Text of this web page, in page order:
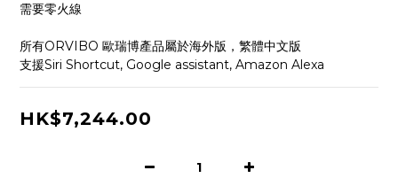
需要零火線
所有ORVIBO 歐瑞博產品屬於海外版，繁體中文版
支援Siri Shortcut, Google assistant, Amazon Alexa
HK$7,244.00